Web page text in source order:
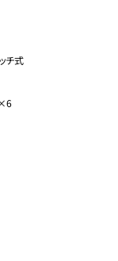
チ式